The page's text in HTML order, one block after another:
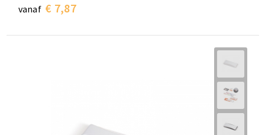
vanaf € 7,87